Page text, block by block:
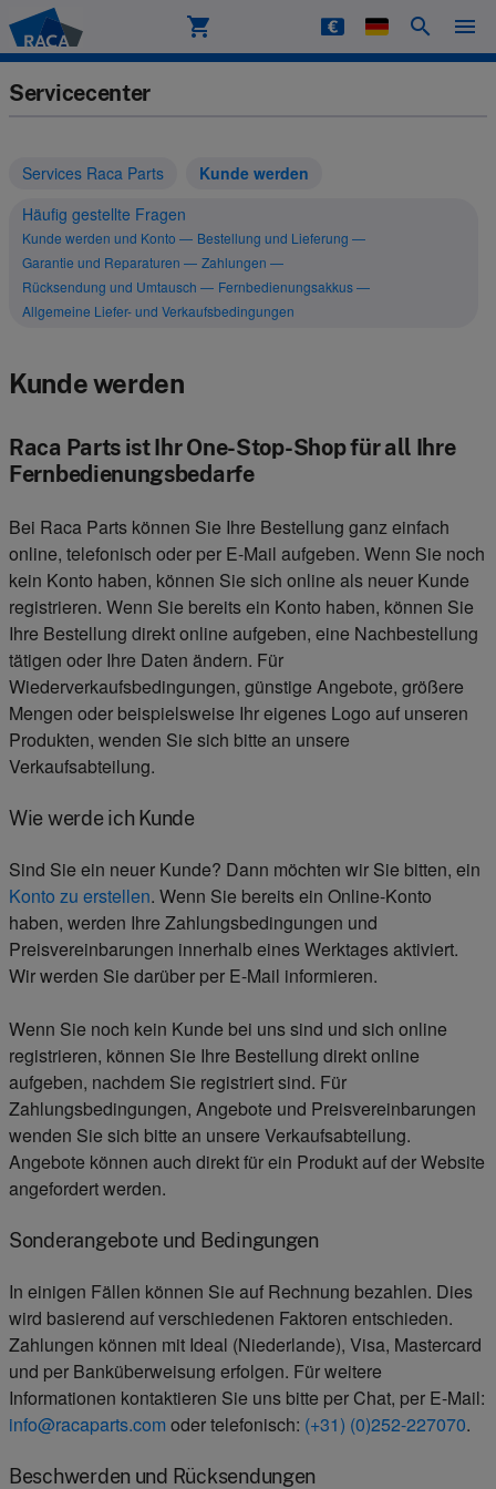
Raca shopping_cart search menu
Servicecenter
Services Raca Parts
Kunde werden
Häufig gestellte Fragen
Kunde werden und Konto
Bestellung und Lieferung
Garantie und Reparaturen
Zahlungen
Rücksendung und Umtausch
Fernbedienungsakkus
Allgemeine Liefer- und Verkaufsbedingungen
Kunde werden
Raca Parts ist Ihr One-Stop-Shop für all Ihre
Fernbedienungsbedarfe
Bei Raca Parts können Sie Ihre Bestellung ganz einfach
online, telefonisch oder per E-Mail aufgeben. Wenn Sie noch
kein Konto haben, können Sie sich online als neuer Kunde
registrieren. Wenn Sie bereits ein Konto haben, können Sie
Ihre Bestellung direkt online aufgeben, eine Nachbestellung
tätigen oder Ihre Daten ändern. Für
Wiederverkaufsbedingungen, günstige Angebote, größere
Mengen oder beispielsweise Ihr eigenes Logo auf unseren
Produkten, wenden Sie sich bitte an unsere
Verkaufsabteilung.
Wie werde ich Kunde
Sind Sie ein neuer Kunde? Dann möchten wir Sie bitten, ein
Konto zu erstellen. Wenn Sie bereits ein Online-Konto
haben, werden Ihre Zahlungsbedingungen und
Preisvereinbarungen innerhalb eines Werktages aktiviert.
Wir werden Sie darüber per E-Mail informieren.
Wenn Sie noch kein Kunde bei uns sind und sich online
registrieren, können Sie Ihre Bestellung direkt online
aufgeben, nachdem Sie registriert sind. Für
Zahlungsbedingungen, Angebote und Preisvereinbarungen
wenden Sie sich bitte an unsere Verkaufsabteilung.
Angebote können auch direkt für ein Produkt auf der Website
angefordert werden.
Sonderangebote und Bedingungen
In einigen Fällen können Sie auf Rechnung bezahlen. Dies
wird basierend auf verschiedenen Faktoren entschieden.
Zahlungen können mit Ideal (Niederlande), Visa, Mastercard
und per Banküberweisung erfolgen. Für weitere
Informationen kontaktieren Sie uns bitte per Chat, per E-Mail:
info@racaparts.com oder telefonisch: (+31) (0)252-227070.
Beschwerden und Rücksendungen